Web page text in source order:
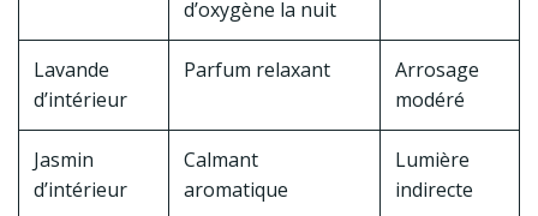
d’oxygène la nuit
Lavande
d’intérieur
Parfum relaxant
Arrosage
modéré
Jasmin
d’intérieur
Calmant
aromatique
Lumière
indirecte